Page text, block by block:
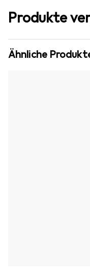
Produkte
Ähnliche